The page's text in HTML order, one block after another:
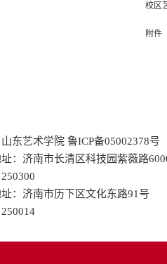
校区
附件
东艺术学院 鲁ICP备05002378号
：济南市长清区科技园紫薇路
：济南市历下区文化东路91号